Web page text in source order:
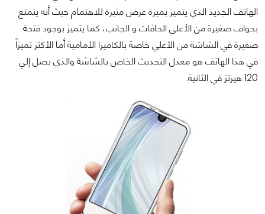
الهاتف الجديد الذي يتميز بميزة عرض مثيرة للاهتمام حيث أنه يتمتع
بحواف صغيرة من الأعلى الحافات و الجانب، كما يتميز بوجود فتحة
صغيرة في الشاشة من الأعلي خاصة بالكاميرا الأمامية أما الأكثر تميزاً
في هذا الهاتف هو معدل التحديث الخاص بالشاشة والذي يصل إلي
120 هيرتز في الثانية.